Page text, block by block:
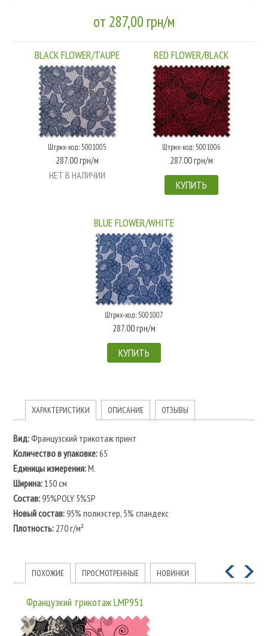
от 287,00 грн/м
BLACK FLOWER/TAUPE
Штрих-код: 5001005
287.00 грн/м
НЕТ В НАЛИЧИИ
RED FLOWER/BLACK
Штрих-код: 5001006
287.00 грн/м
КУПИТЬ
BLUE FLOWER/WHITE
Штрих-код: 5001007
287.00 грн/м
КУПИТЬ
ХАРАКТЕРИСТИКИ ОПИСАНИЕ ОТЗЫВЫ
Вид:Французский трикотаж принт
Количество в упаковке:65
Единицы измерения:М.
Ширина:150 см
Состав:95%POLY 5%SP
Новый состав:95% полиэстер, 5% спандекс
Плотность:270 г/м²
ПОХОЖИЕ ПРОСМОТРЕННЫЕ НОВИНКИ
Французкий трикотаж LMP951